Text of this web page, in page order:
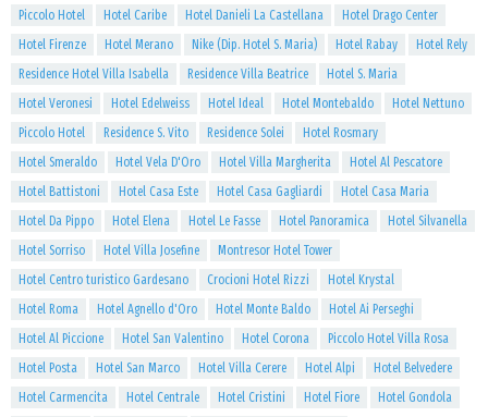
Piccolo Hotel
Hotel Caribe Hotel Danieli La Castellana
Hotel Drago Center
Hotel Firenze
Hotel Merano Nike (Dip. Hotel S. Maria) Hotel Rabay
Hotel Rely
Residence Hotel Villa Isabella
Residence Villa Beatrice
Hotel S. Maria
Hotel Veronesi
Hotel Edelweiss Hotel Ideal Hotel Montebaldo
Hotel Nettuno
Piccolo Hotel
Residence S. Vito Residence Solei
Hotel Rosmary
Hotel Smeraldo
Hotel Vela D'Oro Hotel Villa Margherita
Hotel Al Pescatore
Hotel Battistoni
Hotel Casa Este Hotel Casa Gagliardi
Hotel Casa Maria
Hotel Da Pippo
Hotel Elena Hotel Le Fasse Hotel Panoramica
Hotel Silvanella
Hotel Sorriso
Hotel Villa Josefine
Montresor Hotel Tower
Hotel Centro turistico Gardesano
Crocioni Hotel Rizzi
Hotel Krystal
Hotel Roma
Hotel Agnello d'Oro Hotel Monte Baldo
Hotel Ai Perseghi
Hotel Al Piccione
Hotel San Valentino Hotel Corona
Piccolo Hotel Villa Rosa
Hotel Posta
Hotel San Marco Hotel Villa Cerere Hotel Alpi
Hotel Belvedere
Hotel Carmencita
Hotel Centrale Hotel Cristini Hotel Fiore
Hotel Gondola